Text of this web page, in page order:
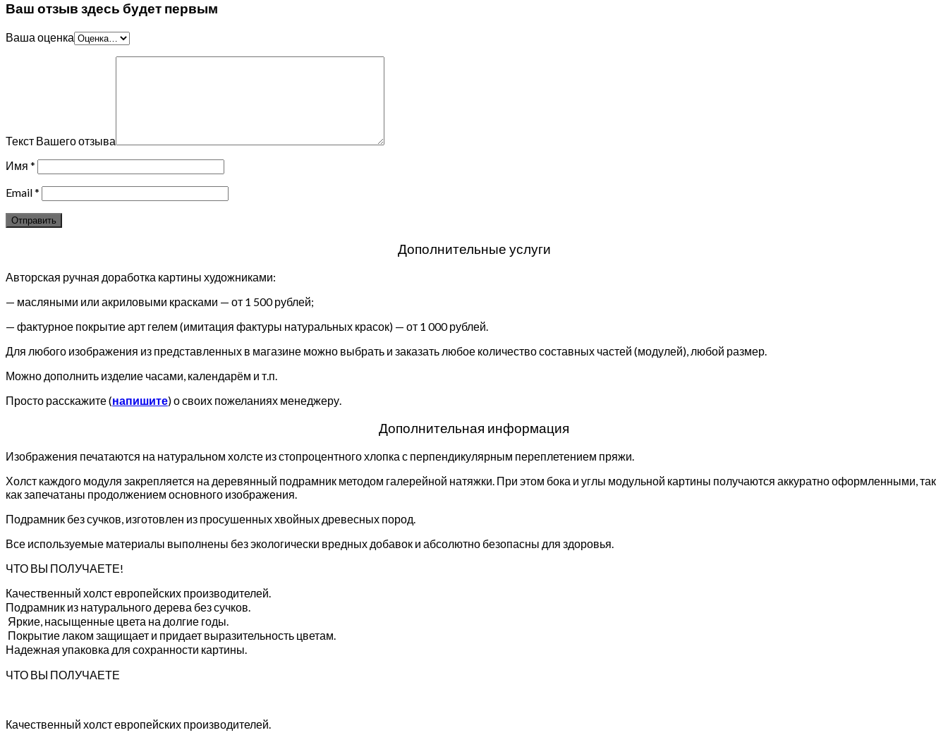
Ваш отзыв здесь будет первым
Ваша оценка
Текст Вашего отзыва
Имя *
Email*
Дополнительные услуги
Авторская ручная доработка картины художниками:
— масляными или акриловыми красками — от 1 500 рублей;
— фактурное покрытие арт гелем (имитация фактуры натуральных красок) — от 1 000 рублей.
Для любого изображения из представленных в магазине можно выбрать и заказать любое количество составных частей (модулей), любой размер.
Можно дополнить изделие часами, календарём и т.п.
Просто расскажите (напишите) о своих пожеланиях менеджеру.
Дополнительная информация
Изображения печатаются на натуральном холсте из стопроцентного хлопка с перпендикулярным переплетением пряжи.
Холст каждого модуля закрепляется на деревянный подрамник методом галерейной натяжки. При этом бока и углы модульной картины получаются аккуратно оформленными, так
как запечатаны продолжением основного изображения.
Подрамник без сучков, изготовлен из просушенных хвойных древесных пород.
Все используемые материалы выполнены без экологически вредных добавок и абсолютно безопасны для здоровья.
ЧТО ВЫ ПОЛУЧАЕТЕ!
Качественный холст европейских производителей.
Подрамник из натурального дерева без сучков.
Яркие, насыщенные цвета на долгие годы.
Покрытие лаком защищает и придает выразительность цветам.
Надежная упаковка для сохранности картины.
ЧТО ВЫ ПОЛУЧАЕТЕ
Качественный холст европейских производителей.